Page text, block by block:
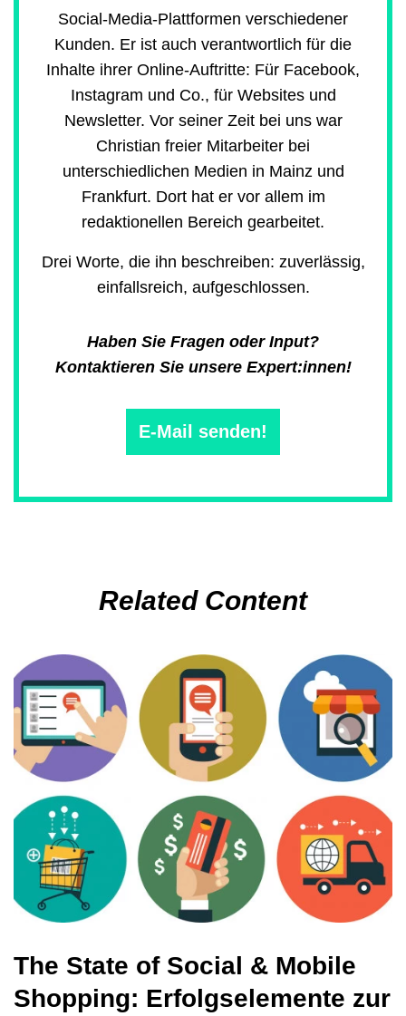
Social-Media-Plattformen verschiedener
Kunden. Er ist auch verantwortlich für die
Inhalte ihrer Online-Auftritte: Für Facebook,
Instagram und Co., für Websites und
Newsletter. Vor seiner Zeit bei uns war
Christian freier Mitarbeiter bei
unterschiedlichen Medien in Mainz und
Frankfurt. Dort hat er vor allem im
redaktionellen Bereich gearbeitet.
Drei Worte, die ihn beschreiben: zuverlässig,
einfallsreich, aufgeschlossen.
Haben Sie Fragen oder Input?
Kontaktieren Sie unsere Expert:innen!
E-Mail senden!
Related Content
The State of Social & Mobile
Shopping: Erfolgselemente zur